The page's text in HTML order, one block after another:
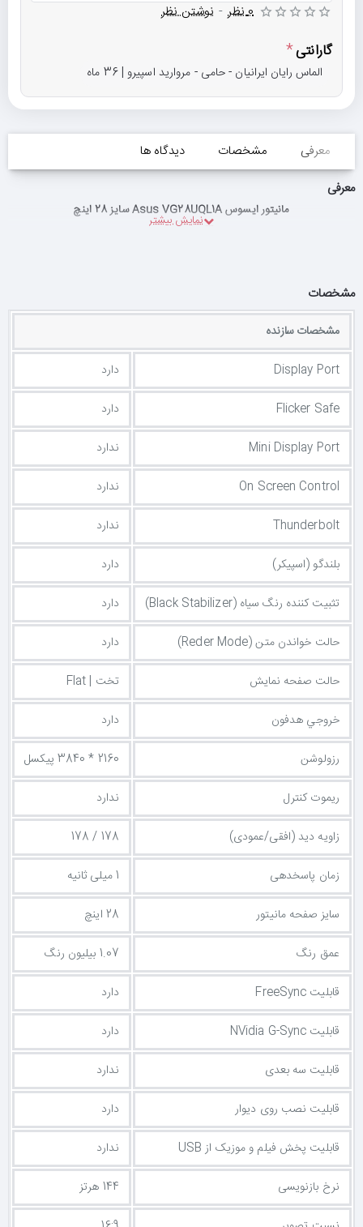
0 نظر - نوشتن نظر
گارانتی
الماس رایان ایرانیان - حامی - مروارید اسپیرو | 36 ماه
معرفی مشخصات
دیدگاه ها
معرفی
مانیتور ایسوس Asus VG28UQL1A سایز 28 اینچ
مشخصات
مشخصات سازنده
Display Port
دارد
Flicker Safe
دارد
Mini Display Port
ندارد
On Screen Control
ندارد
Thunderbolt
ندارد
بلندگو (اسپیکر)
دارد
تثبیت کننده رنگ سیاه (Black Stabilizer)
دارد
حالت خواندن متن (Reder Mode)
دارد
حالت صفحه نمایش
تخت | Flat
خروجي هدفون
دارد
رزولوشن
2160 * 3840 پیکسل
ریموت کنترل
ندارد
زاویه دید (افقی/عمودی)
178 / 178
زمان پاسخدهی
1 میلی ثانیه
سایز صفحه مانیتور
28 اینچ
عمق رنگ
1.07 بیلیون رنگ
قابلیت FreeSync
دارد
قابلیت NVidia G-Sync
دارد
قابلیت سه بعدی
ندارد
قابلیت نصب روی دیوار
دارد
قابلیت پخش فیلم و موزیک از USB
ندارد
نرخ بازنویسی
144 هرتز